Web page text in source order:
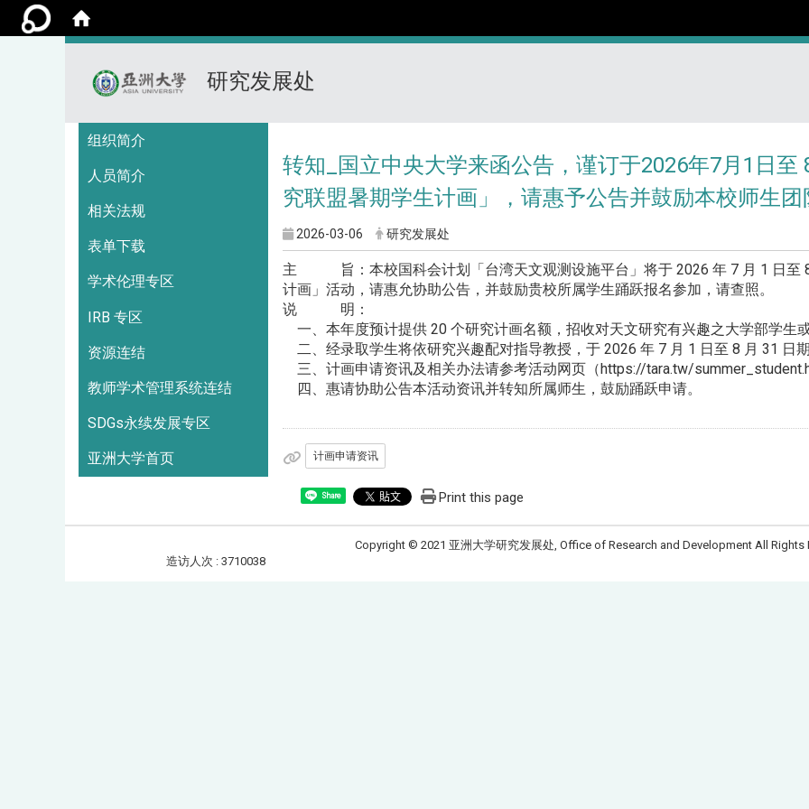
研究发展处
组织简介
人员简介
相关法规
表单下载
学术伦理专区
IRB 专区
资源连结
教师学术管理系统连结
SDGs永续发展专区
亚洲大学首页
转知_国立中央大学来函公告，谨订于2026年7月1日至
究联盟暑期学生计画」，请惠予公告并鼓励本校师生团
2026-03-06 研究发展处
主 旨：本校国科会计划「台湾天文观测设施平台」将于 2026 年 7 月 1 日至 8
计画」活动，请惠允协助公告，并鼓励贵校所属学生踊跃报名参加，请查照。
说 明：
一、本年度预计提供 20 个研究计画名额，招收对天文研究有兴趣之大学部学生
二、经录取学生将依研究兴趣配对指导教授，于 2026 年 7 月 1 日至 8 月 31 日
三、计画申请资讯及相关办法请参考活动网页（https://tara.tw/
四、惠请协助公告本活动资讯并转知所属师生，鼓励踊跃申请。
计画申请资讯
Share Print this page
Copyright © 2021 亚洲大学研究发展处, Office of Research and Development All Rights
造访人次 : 3710038